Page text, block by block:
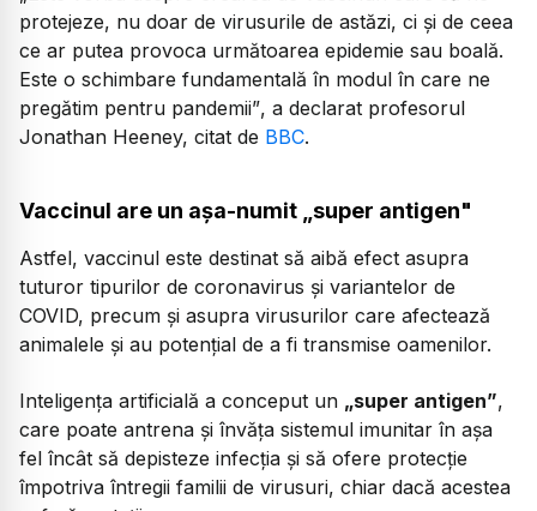
protejeze, nu doar de virusurile de astăzi, ci și de ceea
ce ar putea provoca următoarea epidemie sau boală.
Este o schimbare fundamentală în modul în care ne
pregătim pentru pandemii”, a declarat profesorul
Jonathan Heeney, citat de BBC.
Vaccinul are un așa-numit „super antigen"
Astfel, vaccinul este destinat să aibă efect asupra
tuturor tipurilor de coronavirus și variantelor de
COVID, precum și asupra virusurilor care afectează
animalele și au potențial de a fi transmise oamenilor.
Inteligența artificială a conceput un „super antigen”,
care poate antrena și învăța sistemul imunitar în așa
fel încât să depisteze infecția și să ofere protecție
împotriva întregii familii de virusuri, chiar dacă acestea